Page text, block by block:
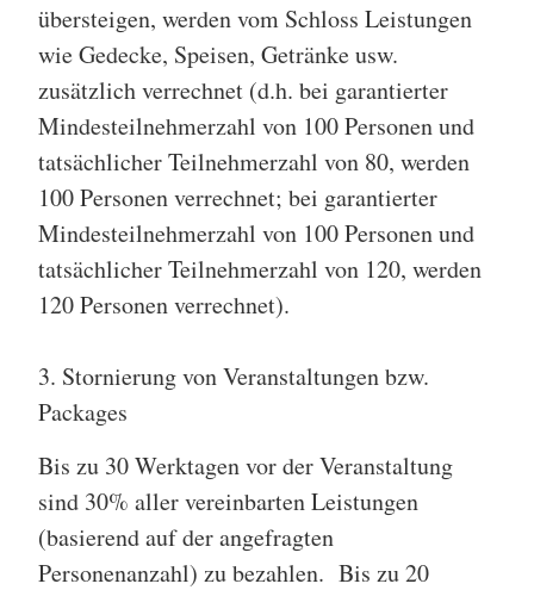
übersteigen, werden vom Schloss Leistungen
wie Gedecke, Speisen, Getränke usw.
zusätzlich verrechnet (d.h. bei garantierter
Mindesteilnehmerzahl von 100 Personen und
tatsächlicher Teilnehmerzahl von 80, werden
100 Personen verrechnet; bei garantierter
Mindesteilnehmerzahl von 100 Personen und
tatsächlicher Teilnehmerzahl von 120, werden
120 Personen verrechnet).
3. Stornierung von Veranstaltungen bzw.
Packages
Bis zu 30 Werktagen vor der Veranstaltung
sind 30% aller vereinbarten Leistungen
(basierend auf der angefragten
Personenanzahl) zu bezahlen. Bis zu 20